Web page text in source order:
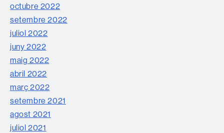
octubre 2022
setembre 2022
juliol 2022
juny 2022
maig 2022
abril 2022
març 2022
setembre 2021
agost 2021
juliol 2021